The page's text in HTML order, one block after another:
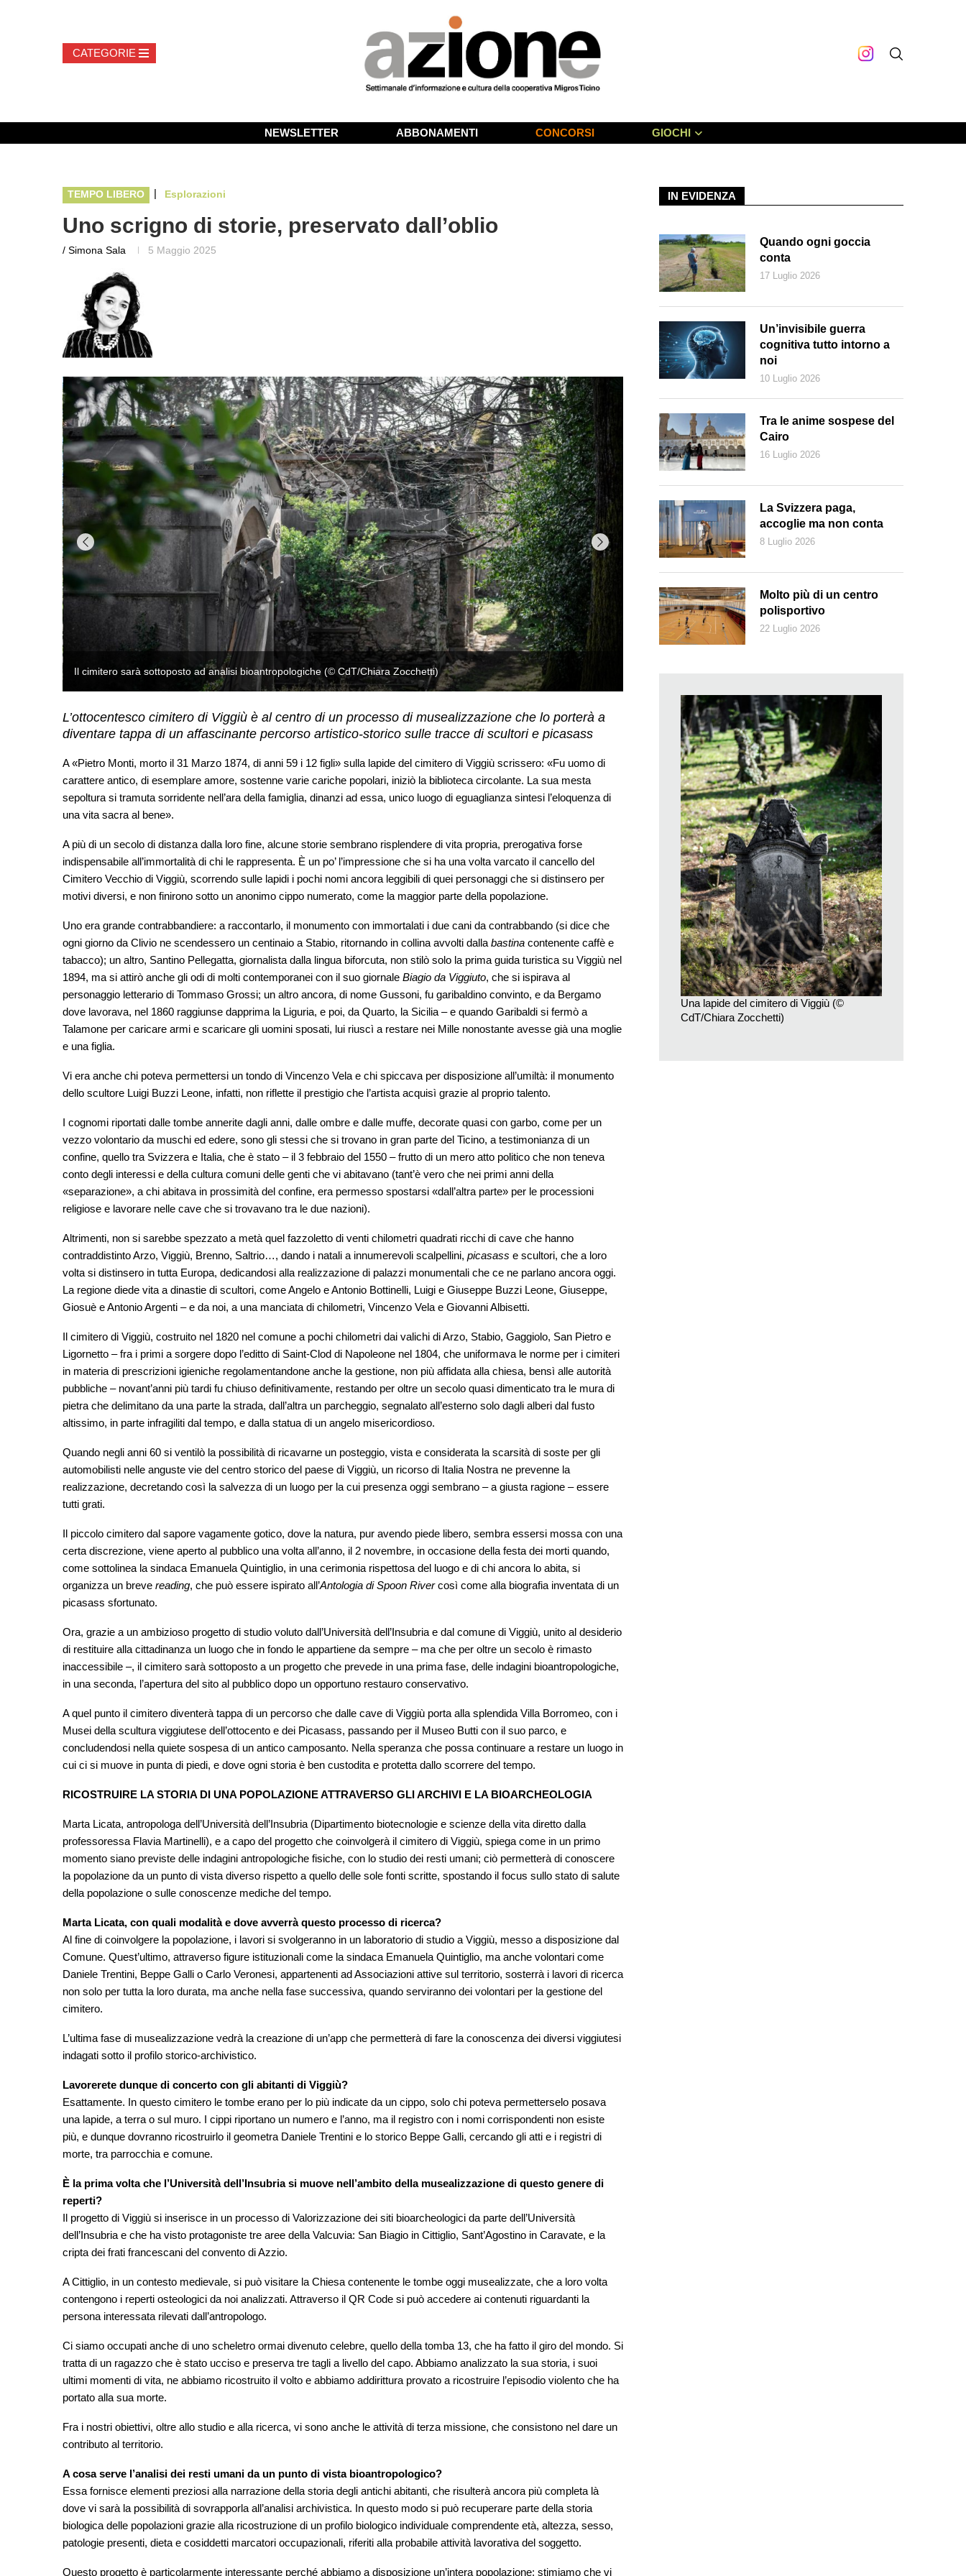
NEWSLETTER ABBONAMENTI CONCORSI GIOCHI
TEMPO LIBERO | Esplorazioni
Uno scrigno di storie, preservato dall’oblio
/ Simona Sala 5 Maggio 2025
L’ottocentesco cimitero di Viggiù è al centro di un processo di musealizzazione che lo porterà a
diventare tappa di un affascinante percorso artistico-storico sulle tracce di scultori e picasass
A «Pietro Monti, morto il 31 Marzo 1874, di anni 59 i 12 figli» sulla lapide del cimitero di Viggiù scrissero: «Fu uomo di
carattere antico, di esemplare amore, sostenne varie cariche popolari, iniziò la biblioteca circolante. La sua mesta
sepoltura si tramuta sorridente nell’ara della famiglia, dinanzi ad essa, unico luogo di eguaglianza sintesi l’eloquenza di
una vita sacra al bene».
A più di un secolo di distanza dalla loro fine, alcune storie sembrano risplendere di vita propria, prerogativa forse
indispensabile all’immortalità di chi le rappresenta. È un po’ l’impressione che si ha una volta varcato il cancello del
Cimitero Vecchio di Viggiù, scorrendo sulle lapidi i pochi nomi ancora leggibili di quei personaggi che si distinsero per
motivi diversi, e non finirono sotto un anonimo cippo numerato, come la maggior parte della popolazione.
Uno era grande contrabbandiere: a raccontarlo, il monumento con immortalati i due cani da contrabbando (si dice che
ogni giorno da Clivio ne scendessero un centinaio a Stabio, ritornando in collina avvolti dalla bastina contenente caffè e
tabacco); un altro, Santino Pellegatta, giornalista dalla lingua biforcuta, non stilò solo la prima guida turistica su Viggiù nel
1894, ma si attirò anche gli odi di molti contemporanei con il suo giornale Biagio da Viggiuto, che si ispirava al
personaggio letterario di Tommaso Grossi; un altro ancora, di nome Gussoni, fu garibaldino convinto, e da Bergamo
dove lavorava, nel 1860 raggiunse dapprima la Liguria, e poi, da Quarto, la Sicilia – e quando Garibaldi si fermò a
Talamone per caricare armi e scaricare gli uomini sposati, lui riuscì a restare nei Mille nonostante avesse già una moglie
e una figlia.
Vi era anche chi poteva permettersi un tondo di Vincenzo Vela e chi spiccava per disposizione all’umiltà: il monumento
dello scultore Luigi Buzzi Leone, infatti, non riflette il prestigio che l’artista acquisì grazie al proprio talento.
I cognomi riportati dalle tombe annerite dagli anni, dalle ombre e dalle muffe, decorate quasi con garbo, come per un
vezzo volontario da muschi ed edere, sono gli stessi che si trovano in gran parte del Ticino, a testimonianza di un
confine, quello tra Svizzera e Italia, che è stato – il 3 febbraio del 1550 – frutto di un mero atto politico che non teneva
conto degli interessi e della cultura comuni delle genti che vi abitavano (tant’è vero che nei primi anni della
«separazione», a chi abitava in prossimità del confine, era permesso spostarsi «dall’altra parte» per le processioni
religiose e lavorare nelle cave che si trovavano tra le due nazioni).
Altrimenti, non si sarebbe spezzato a metà quel fazzoletto di venti chilometri quadrati ricchi di cave che hanno
contraddistinto Arzo, Viggiù, Brenno, Saltrio…, dando i natali a innumerevoli scalpellini, picasass e scultori, che a loro
volta si distinsero in tutta Europa, dedicandosi alla realizzazione di palazzi monumentali che ce ne parlano ancora oggi.
La regione diede vita a dinastie di scultori, come Angelo e Antonio Bottinelli, Luigi e Giuseppe Buzzi Leone, Giuseppe,
Giosuè e Antonio Argenti – e da noi, a una manciata di chilometri, Vincenzo Vela e Giovanni Albisetti.
Il cimitero di Viggiù, costruito nel 1820 nel comune a pochi chilometri dai valichi di Arzo, Stabio, Gaggiolo, San Pietro e
Ligornetto – fra i primi a sorgere dopo l’editto di Saint-Clod di Napoleone nel 1804, che uniformava le norme per i cimiteri
in materia di prescrizioni igieniche regolamentandone anche la gestione, non più affidata alla chiesa, bensì alle autorità
pubbliche – novant’anni più tardi fu chiuso definitivamente, restando per oltre un secolo quasi dimenticato tra le mura di
pietra che delimitano da una parte la strada, dall’altra un parcheggio, segnalato all’esterno solo dagli alberi dal fusto
altissimo, in parte infragiliti dal tempo, e dalla statua di un angelo misericordioso.
Quando negli anni 60 si ventilò la possibilità di ricavarne un posteggio, vista e considerata la scarsità di soste per gli
automobilisti nelle anguste vie del centro storico del paese di Viggiù, un ricorso di Italia Nostra ne prevenne la
realizzazione, decretando così la salvezza di un luogo per la cui presenza oggi sembrano – a giusta ragione – essere
tutti grati.
Il piccolo cimitero dal sapore vagamente gotico, dove la natura, pur avendo piede libero, sembra essersi mossa con una
certa discrezione, viene aperto al pubblico una volta all’anno, il 2 novembre, in occasione della festa dei morti quando,
come sottolinea la sindaca Emanuela Quintiglio, in una cerimonia rispettosa del luogo e di chi ancora lo abita, si
organizza un breve reading, che può essere ispirato all’Antologia di Spoon Rivercosì come alla biografia inventata di un
picasass sfortunato.
Ora, grazie a un ambizioso progetto di studio voluto dall’Università dell’Insubria e dal comune di Viggiù, unito al desiderio
di restituire alla cittadinanza un luogo che in fondo le appartiene da sempre – ma che per oltre un secolo è rimasto
inaccessibile –, il cimitero sarà sottoposto a un progetto che prevede in una prima fase, delle indagini bioantropologiche,
in una seconda, l’apertura del sito al pubblico dopo un opportuno restauro conservativo.
A quel punto il cimitero diventerà tappa di un percorso che dalle cave di Viggiù porta alla splendida Villa Borromeo, con i
Musei della scultura viggiutese dell’ottocento e dei Picasass, passando per il Museo Butti con il suo parco, e
concludendosi nella quiete sospesa di un antico camposanto. Nella speranza che possa continuare a restare un luogo in
cui ci si muove in punta di piedi, e dove ogni storia è ben custodita e protetta dallo scorrere del tempo.
RICOSTRUIRE LA STORIA DI UNA POPOLAZIONE ATTRAVERSO GLI ARCHIVI E LA BIOARCHEOLOGIA
Marta Licata, antropologa dell’Università dell’Insubria (Dipartimento biotecnologie e scienze della vita diretto dalla
professoressa Flavia Martinelli), e a capo del progetto che coinvolgerà il cimitero di Viggiù, spiega come in un primo
momento siano previste delle indagini antropologiche fisiche, con lo studio dei resti umani; ciò permetterà di conoscere
la popolazione da un punto di vista diverso rispetto a quello delle sole fonti scritte, spostando il focus sullo stato di salute
della popolazione o sulle conoscenze mediche del tempo.
Marta Licata, con quali modalità e dove avverrà questo processo di ricerca?
Al fine di coinvolgere la popolazione, i lavori si svolgeranno in un laboratorio di studio a Viggiù, messo a disposizione dal
Comune. Quest’ultimo, attraverso figure istituzionali come la sindaca Emanuela Quintiglio, ma anche volontari come
Daniele Trentini, Beppe Galli o Carlo Veronesi, appartenenti ad Associazioni attive sul territorio, sosterrà i lavori di ricerca
non solo per tutta la loro durata, ma anche nella fase successiva, quando serviranno dei volontari per la gestione del
cimitero.
L’ultima fase di musealizzazione vedrà la creazione di un’app che permetterà di fare la conoscenza dei diversi viggiutesi
indagati sotto il profilo storico-archivistico.
Lavorerete dunque di concerto con gli abitanti di Viggiù?
Esattamente. In questo cimitero le tombe erano per lo più indicate da un cippo, solo chi poteva permetterselo posava
una lapide, a terra o sul muro. I cippi riportano un numero e l’anno, ma il registro con i nomi corrispondenti non esiste
più, e dunque dovranno ricostruirlo il geometra Daniele Trentini e lo storico Beppe Galli, cercando gli atti e i registri di
morte, tra parrocchia e comune.
È la prima volta che l’Università dell’Insubria si muove nell’ambito della musealizzazione di questo genere di
reperti?
Il progetto di Viggiù si inserisce in un processo di Valorizzazione dei siti bioarcheologici da parte dell’Università
dell’Insubria e che ha visto protagoniste tre aree della Valcuvia: San Biagio in Cittiglio, Sant’Agostino in Caravate, e la
cripta dei frati francescani del convento di Azzio.
A Cittiglio, in un contesto medievale, si può visitare la Chiesa contenente le tombe oggi musealizzate, che a loro volta
contengono i reperti osteologici da noi analizzati. Attraverso il QR Code si può accedere ai contenuti riguardanti la
persona interessata rilevati dall’antropologo.
Ci siamo occupati anche di uno scheletro ormai divenuto celebre, quello della tomba 13, che ha fatto il giro del mondo. Si
tratta di un ragazzo che è stato ucciso e preserva tre tagli a livello del capo. Abbiamo analizzato la sua storia, i suoi
ultimi momenti di vita, ne abbiamo ricostruito il volto e abbiamo addirittura provato a ricostruire l’episodio violento che ha
portato alla sua morte.
Fra i nostri obiettivi, oltre allo studio e alla ricerca, vi sono anche le attività di terza missione, che consistono nel dare un
contributo al territorio.
A cosa serve l’analisi dei resti umani da un punto di vista bioantropologico?
Essa fornisce elementi preziosi alla narrazione della storia degli antichi abitanti, che risulterà ancora più completa là
dove vi sarà la possibilità di sovrapporla all’analisi archivistica. In questo modo si può recuperare parte della storia
biologica delle popolazioni grazie alla ricostruzione di un profilo biologico individuale comprendente età, altezza, sesso,
patologie presenti, dieta e cosiddetti marcatori occupazionali, riferiti alla probabile attività lavorativa del soggetto.
Questo progetto è particolarmente interessante perché abbiamo a disposizione un’intera popolazione; stimiamo che vi
IN EVIDENZA
Quando ogni goccia
conta
17 Luglio 2026
Un’invisibile guerra
cognitiva tutto intorno a
noi
10 Luglio 2026
Tra le anime sospese del
Cairo
16 Luglio 2026
La Svizzera paga,
accoglie ma non conta
8 Luglio 2026
Molto più di un centro
polisportivo
22 Luglio 2026
Una lapide del cimitero di Viggiù (©
CdT/Chiara Zocchetti)